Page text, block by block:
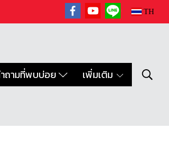
TH
ถามที่พบบ่อย เพิ่มเติม